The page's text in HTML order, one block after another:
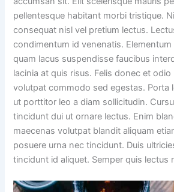
pellentesque habitant morbi tristique.
consequat nisl vel pretium lectus.
condimentum id venenatis.
quam lacus suspendisse faucibus
lacinia at quis risus. Felis donec et
volutpat commodo sed egestas. Porta
ut porttitor leo a diam sollicitudin.
tincidunt dui ut ornare lectus. Enim
maecenas volutpat blandit aliquam
posuere urna nec tincidunt. Duis
tincidunt id aliquet. Semper quis lectus